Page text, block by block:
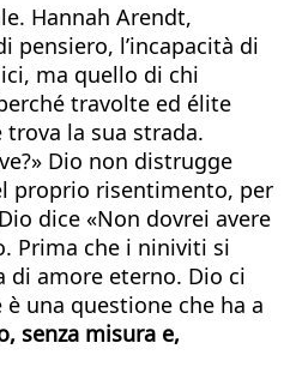
Hannah Arendt,
pensiero, l’incapacità di
ma quello di chi
travolte ed élite
la sua strada.
Dio non distrugge
proprio risentimento, per
dice «Non dovrei avere
Prima che i niniviti si
di amore eterno. Dio ci
una questione che ha a
senza misura e,